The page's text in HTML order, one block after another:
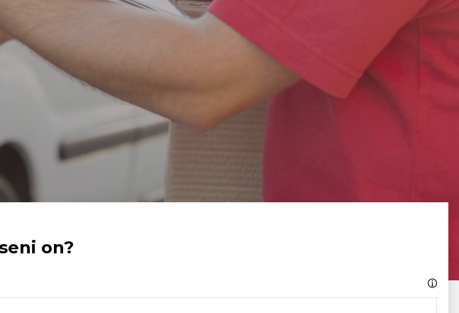
on?